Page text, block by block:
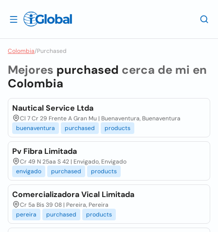
Colombia/Purchased
Mejores purchased cerca de mi en
Colombia
Nautical Service Ltda
Cl 7 Cr 29 Frente A Gran Mu | Buenaventura, Buenaventura
buenaventura
purchased products
Pv Fibra Limitada
Cr 49 N 25aa S 42 | Envigado, Envigado
envigado
purchased products
Comercializadora Vical Limitada
Cr 5a Bis 39 08 | Pereira, Pereira
pereira
purchased products